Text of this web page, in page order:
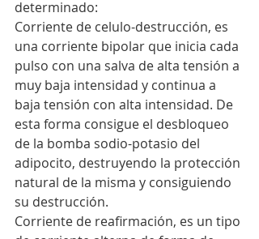
determinado:
Corriente de celulo-destrucción, es
una corriente bipolar que inicia cada
pulso con una salva de alta tensión a
muy baja intensidad y continua a
baja tensión con alta intensidad. De
esta forma consigue el desbloqueo
de la bomba sodio-potasio del
adipocito, destruyendo la protección
natural de la misma y consiguiendo
su destrucción.
Corriente de reafirmación, es un tipo